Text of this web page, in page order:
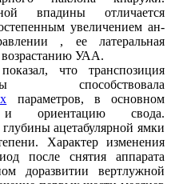
впадины отличается
увеличением ан-
, ее латеральная
возрастанию УАА.
что транспозиция
способствовала
параметров, в основном
и ориентацию свода.
ацетабулярной ямки
Характер изменения
после снятия аппарата
доразвитии вертлужной